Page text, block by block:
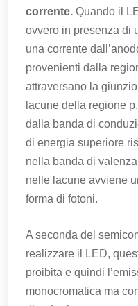
corrente. Quando il
ovvero in presenza di
una corrente
provenienti dalla
attraversano la
lacune della regione
dalla banda di
di energia superiore
nella banda di
nelle lacune avviene
forma di fotoni.
A seconda del
realizzare il LED,
proibita e quindi
monocromatica ma